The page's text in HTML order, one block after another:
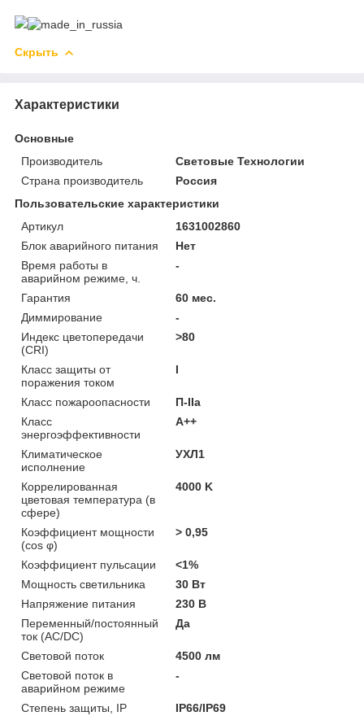
Скрыть
Характеристики
Основные
Производитель
Световые Технологии
Страна производитель
Россия
Пользовательские характеристики
Артикул
1631002860
Блок аварийного питания
Нет
Время работы в
аварийном режиме, ч.
-
Гарантия
60 мес.
Диммирование
-
Индекс цветопередачи
(CRI)
>80
Класс защиты от
поражения током
I
Класс пожароопасности
П-ІІа
Класс
энергоэффективности
A++
Климатическое
исполнение
УХЛ1
Коррелированная
цветовая температура (в
сфере)
4000 K
Коэффициент мощности
(cos φ)
> 0,95
Коэффициент пульсации
<1%
Мощность светильника
30 Вт
Напряжение питания
230 В
Переменный/постоянный
ток (AC/DC)
Да
Световой поток
4500 лм
Световой поток в
аварийном режиме
-
Степень защиты, IP
IP66/IP69